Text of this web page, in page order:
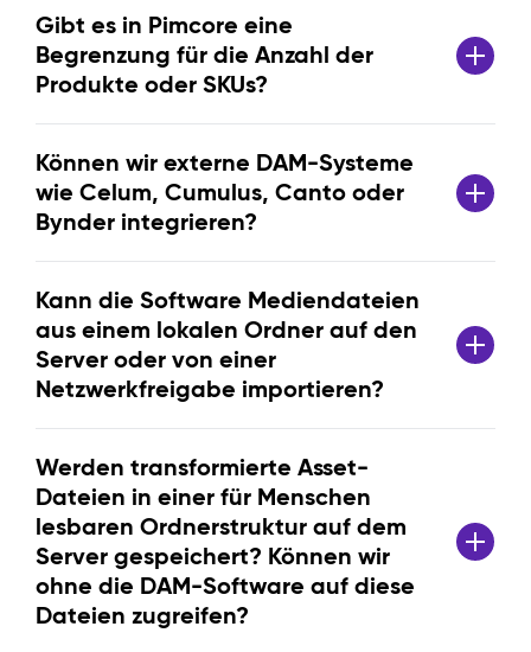
Gibt es in Pimcore eine
Begrenzung für die Anzahl der
Produkte oder SKUs?
Können wir externe DAM-Systeme
wie Celum, Cumulus, Canto oder
Bynder integrieren?
Kann die Software Mediendateien
aus einem lokalen Ordner auf den
Server oder von einer
Netzwerkfreigabe importieren?
Werden transformierte Asset-
Dateien in einer für Menschen
lesbaren Ordnerstruktur auf dem
Server gespeichert? Können wir
ohne die DAM-Software auf diese
Dateien zugreifen?